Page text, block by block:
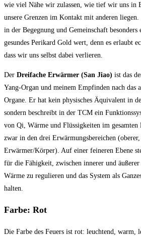
wie viel Nähe wir zulassen, wie tief wir uns in
unsere Grenzen im Kontakt mit anderen
in der Begegnung und Gemeinschaft besonders
gesundes Perikard Gold wert, denn es erlaubt
dass wir uns selbst dabei verlieren.
Der Dreifache Erwärmer (San Jiao) ist das
Yang-Organ und meinem Empfinden nach das
Organe. Er hat kein physisches Äquivalent in
sondern beschreibt in der TCM ein
von Qi, Wärme und Flüssigkeiten im
zwar in den drei Erwärmungsbereichen
Erwärmer/Körper). Auf einer feineren Ebene
für die Fähigkeit, zwischen innerer und
Wärme zu regulieren und das System als
halten.
Farbe: Rot
Die Farbe des Feuers ist rot: leuchtend,